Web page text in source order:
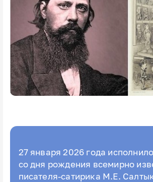
27 января 2026 года
со дня рождения всемирно
писателя-сатирика М.Е.